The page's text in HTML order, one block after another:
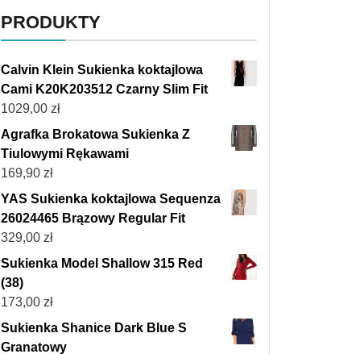
PRODUKTY
Calvin Klein Sukienka koktajlowa
Cami K20K203512 Czarny Slim Fit
1029,00 zł
Agrafka Brokatowa Sukienka Z
Tiulowymi Rękawami
169,90 zł
YAS Sukienka koktajlowa Sequenza
26024465 Brązowy Regular Fit
329,00 zł
Sukienka Model Shallow 315 Red
(38)
173,00 zł
Sukienka Shanice Dark Blue S
Granatowy